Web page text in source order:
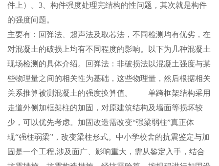
件上）。3、构件强度处理完结构的性问题，其次就是构件
的强度问题。
主要有：回弹法、超声法及取芯法，不同检测均有优劣，在
对混凝土的破损上均有不同程度的影响。以下为几种混凝土
现场检测的具体介绍。回弹法：非破损法以混凝土强度与某
些物理量之间的相关性为基础，这些物理量，然后根据相关
关系推算被测混凝土的强度换算值。 单跨框架结构采用
走道外侧加框架柱的加固，对原建筑结构及墙面等损坏较
少，可以优先考虑。加固改造需改变“强梁弱柱”真正体
现“强柱弱梁”，改变梁柱形式。中小学校舍的抗震鉴定与加
固是一个工程,涉及面广、影响重大，需从鉴定入手，结合